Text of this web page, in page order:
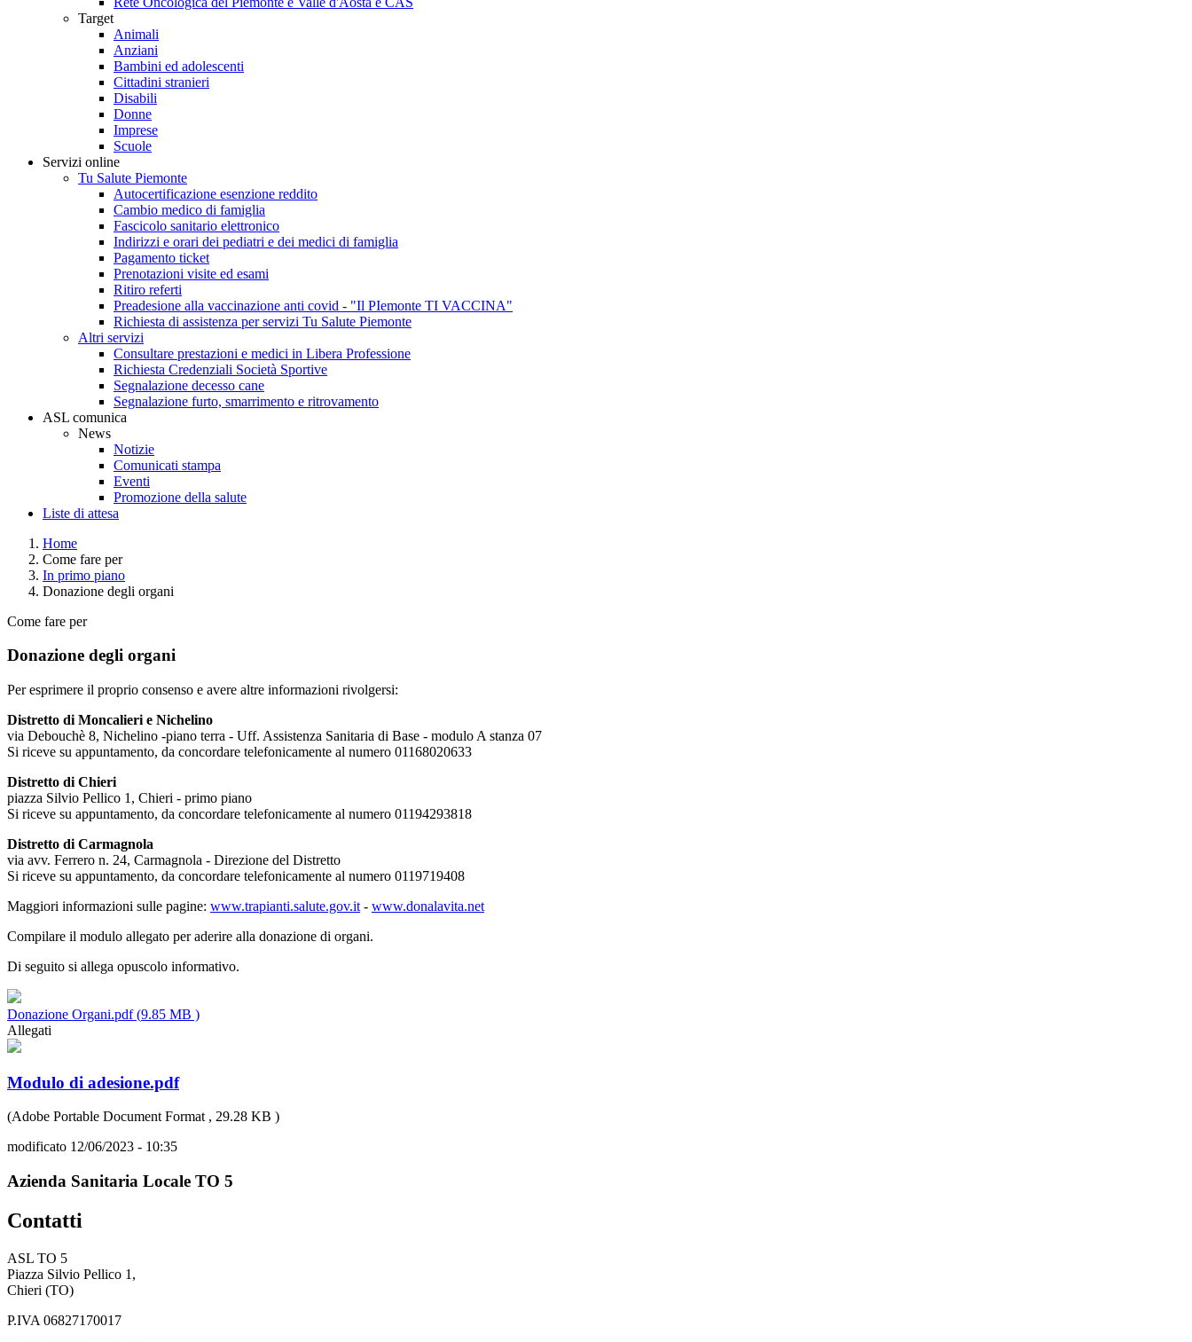
Target
Animali
Anziani
Bambini ed adolescenti
Cittadini stranieri
Disabili
Donne
Imprese
Scuole
Servizi online
Tu Salute Piemonte
Autocertificazione esenzione reddito
Cambio medico di famiglia
Fascicolo sanitario elettronico
Indirizzi e orari dei pediatri e dei medici di famiglia
Pagamento ticket
Prenotazioni visite ed esami
Ritiro referti
Preadesione alla vaccinazione anti covid - "Il PIemonte TI VACCINA"
Richiesta di assistenza per servizi Tu Salute Piemonte
Altri servizi
Consultare prestazioni e medici in Libera Professione
Richiesta Credenziali Società Sportive
Segnalazione decesso cane
Segnalazione furto, smarrimento e ritrovamento
ASL comunica
News
Notizie
Comunicati stampa
Eventi
Promozione della salute
Liste di attesa
Home
Come fare per
In primo piano
Donazione degli organi
Come fare per
Donazione degli organi
Per esprimere il proprio consenso e avere altre informazioni rivolgersi:
Distretto di Moncalieri e Nichelino
via Debouchè 8, Nichelino -piano terra - Uff. Assistenza Sanitaria di Base - modulo A stanza 07
Si riceve su appuntamento, da concordare telefonicamente al numero 01168020633
Distretto di Chieri
piazza Silvio Pellico 1, Chieri - primo piano
Si riceve su appuntamento, da concordare telefonicamente al numero 01194293818
Distretto di Carmagnola
via avv. Ferrero n. 24, Carmagnola - Direzione del Distretto
Si riceve su appuntamento, da concordare telefonicamente al numero 0119719408
Maggiori informazioni sulle pagine: www.trapianti.salute.gov.it - www.donalavita.net
Compilare il modulo allegato per aderire alla donazione di organi.
Di seguito si allega opuscolo informativo.
Donazione Organi.pdf (9.85 MB )
Allegati
Modulo di adesione.pdf
(Adobe Portable Document Format, 29.28 KB )
modificato 12/06/2023 - 10:35
Azienda Sanitaria Locale TO 5
Contatti
ASL TO 5
Piazza Silvio Pellico 1,
Chieri (TO)
P.IVA 06827170017